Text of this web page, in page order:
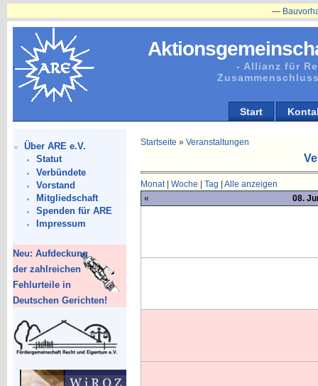
- Allianz für
Start
Über ARE e.V.
Statut
Verbündete
Vorstand
Mitgliedschaft
Spenden für ARE
Impressum
Neu: Aufdeckung
der zahlreichen
Fehlurteile in
Deutschen Gerichten!
Bauvorhaben
Startseite » Veranstaltungen
Monat| Woche Tag
Alle anzeigen
«
08.